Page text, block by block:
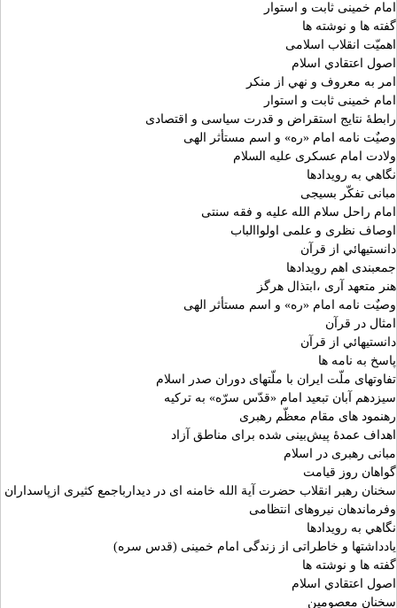
امام خمینی ثابت و استوار
گفته ها و نوشته ها
اهمیّت انقلاب اسلامی
اصول اعتقادي اسلام
امر به معروف و نهي از منکر
امام خمینی ثابت و استوار
رابطۀ نتایج استقراض و قدرت سیاسی و اقتصادی
وصیٌت نامه امام «ره» و اسم مستأثر الهی
ولادت امام عسکری علیه السلام
نگاهي به رويدادها
مبانی تفکّر بسیجی
امام راحل سلام الله علیه و فقه سنتی
اوصاف نظری و علمی اولواالباب
دانستيهائي از قرآن
جمعبندی اهم رویدادها
هنر متعهد آری ،ابتذال هرگز
وصیٌت نامه امام «ره» و اسم مستأثر الهی
امثال در قرآن
دانستيهائي از قرآن
پاسخ به نامه ها
تفاوتهای ملّت ایران با ملّتهای دوران صدر اسلام
سیزدهم آبان تبعید امام «قدّس سرّه» به ترکیه
رهنمود های مقام معظّم رهبری
اهداف عمدۀ پیش‌بینی شده برای مناطق آزاد
مبانی رهبری در اسلام
گواهان روز قیامت
سخنان رهبر انقلاب حضرت آیة الله خامنه ای در دیدارباجمع کثیری ازپاسداران
وفرماندهان نیروهای انتظامی
نگاهي به رويدادها
یادداشتها و خاطراتی از زندگی امام خمینی (قدس سره)
گفته ها و نوشته ها
اصول اعتقادي اسلام
سخنان معصومين